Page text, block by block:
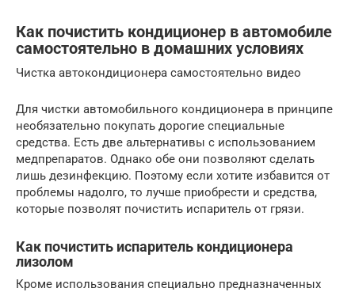
Как почистить кондиционер в автомобиле
самостоятельно в домашних условиях
Чистка автокондиционера самостоятельно видео
Для чистки автомобильного кондиционера в принципе
необязательно покупать дорогие специальные
средства. Есть две альтернативы с использованием
медпрепаратов. Однако обе они позволяют сделать
лишь дезинфекцию. Поэтому если хотите избавится от
проблемы надолго, то лучше приобрести и средства,
которые позволят почистить испаритель от грязи.
Как почистить испаритель кондиционера
лизолом
Кроме использования специально предназначенных